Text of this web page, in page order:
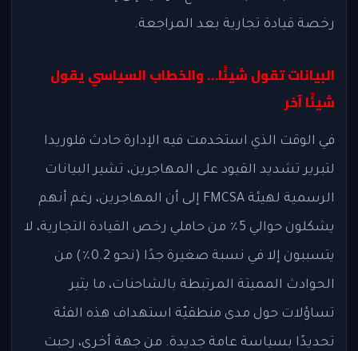
رخصة قيادة تجارية بعد المراجعة.
البيانات تقول شيئًا… والخطاب السياسي يقول
شيئًا آخر
في الوقت الذي استخدمت فيه الإدارة حادث فلوريدا
لتبرير تشديد القيود على المهاجرين، تشير البيانات
الرسمية لهيئة FMCSA إلى أن المهاجرين، رغم أنهم
يشكلون حوالي 5٪ من حاملي رخص القيادة التجارية، لا
يتسببون إلا في نسبة صغيرة جدًا (نحو 0.2٪) من
الحوادث المميتة المرتبطة بالشاحنات، ما يثير
تساؤلات حول مدى منطقيّة استهداف هذه الفئة
تحديدًا بسياسة عامة جديدة. من جهة أخرى، رحبت